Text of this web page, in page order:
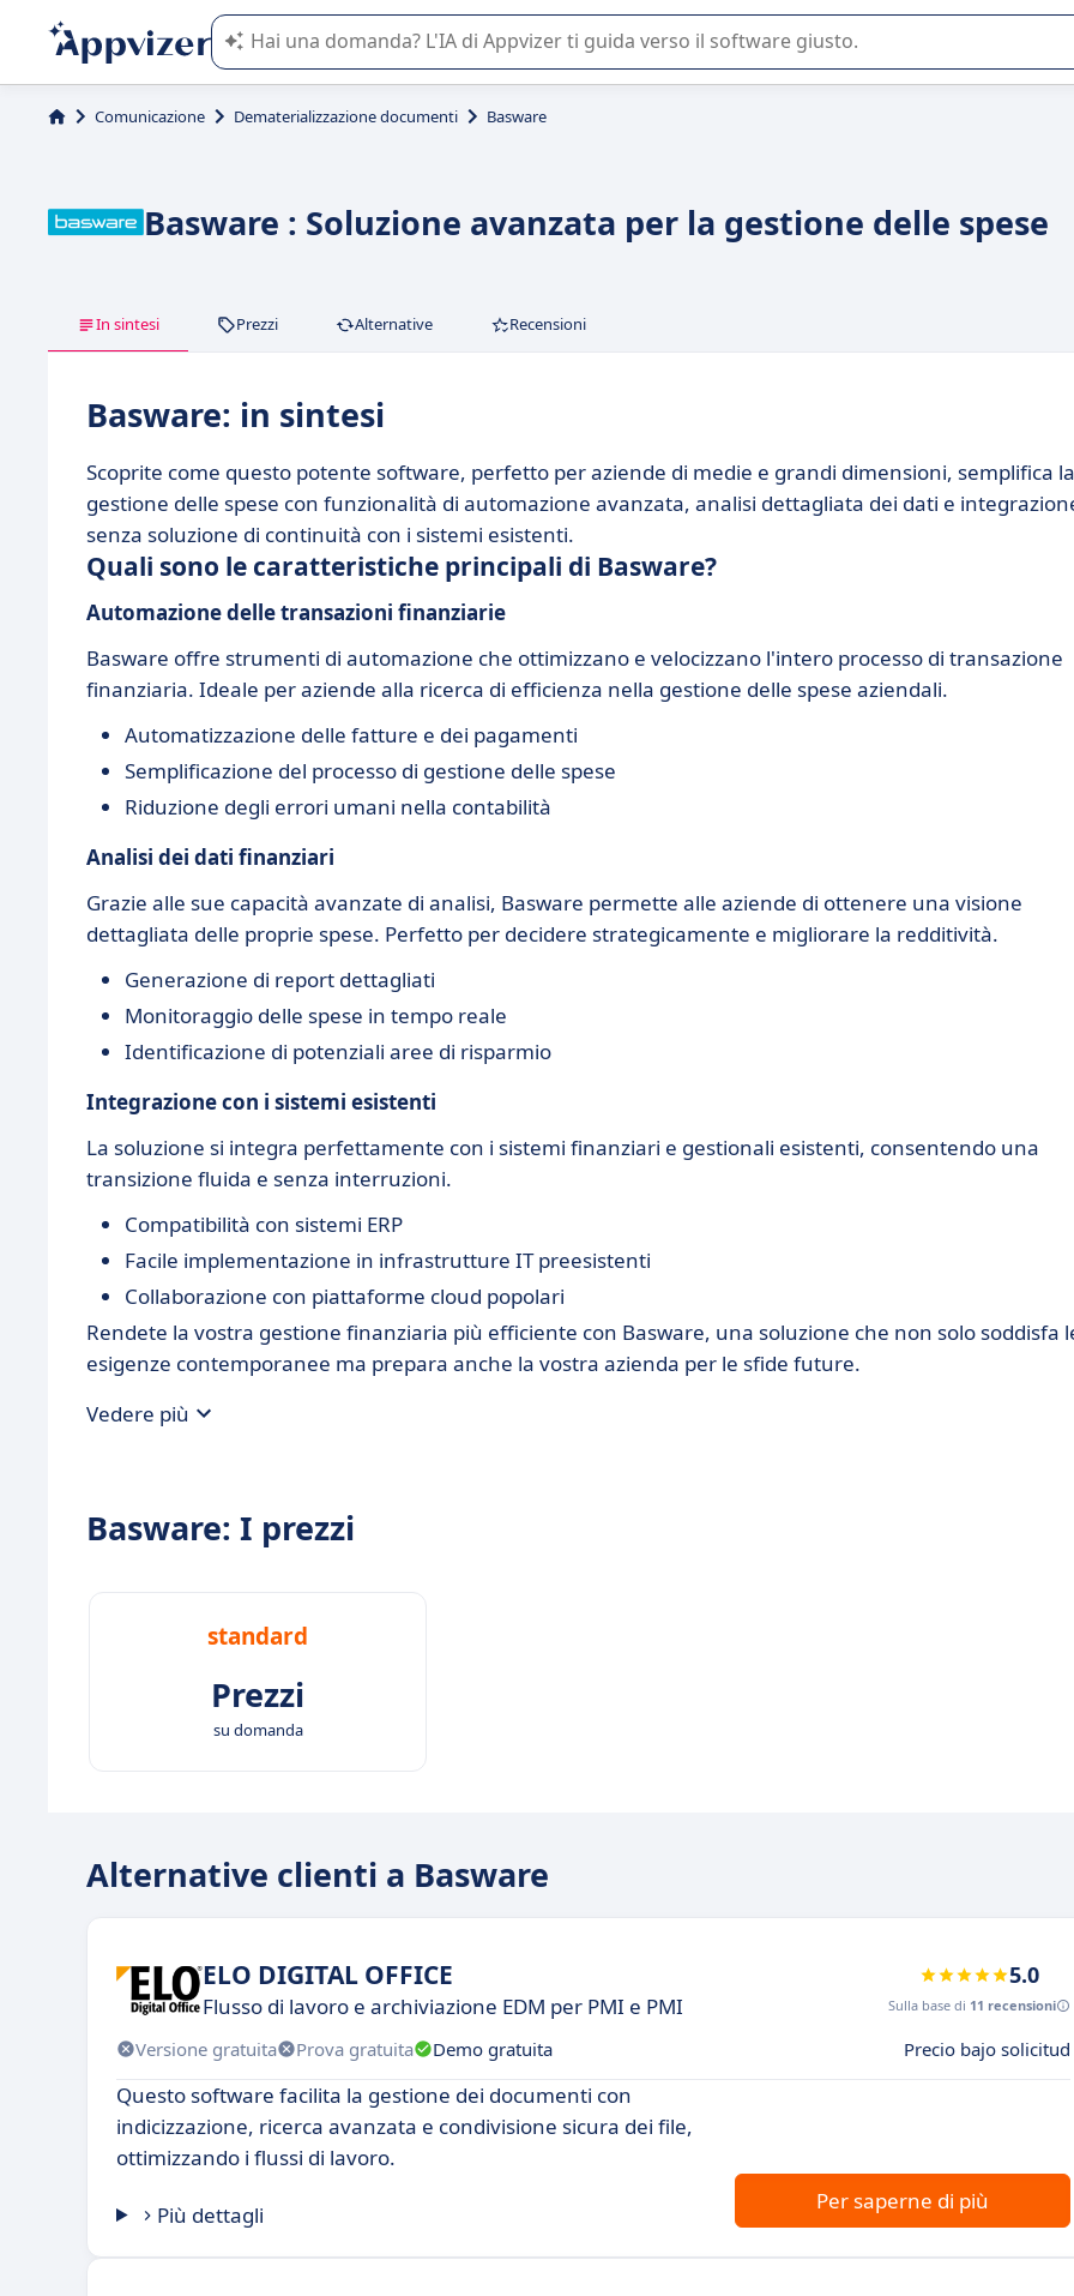
L'IA di Appvizer vi guida nell'utilizzo o nella scelta di un software SaaS per la vostra azienda.
Comunicazione Dematerializzazione documenti Basware
Basware : Soluzione avanzata per la gestione delle spese
In sintesi Prezzi Alternative Recensioni
Basware: in sintesi
Scoprite come questo potente software, perfetto per aziende di medie e grandi dimensioni, semplifica la
gestione delle spese con funzionalità di automazione avanzata, analisi dettagliata dei dati e
senza soluzione di continuità con i sistemi esistenti.
Quali sono le caratteristiche principali di Basware?
Automazione delle transazioni finanziarie
Basware offre strumenti di automazione che ottimizzano e velocizzano l'intero processo di transazione
finanziaria. Ideale per aziende alla ricerca di efficienza nella gestione delle spese aziendali.
Automatizzazione delle fatture e dei pagamenti
Semplificazione del processo di gestione delle spese
Riduzione degli errori umani nella contabilità
Analisi dei dati finanziari
Grazie alle sue capacità avanzate di analisi, Basware permette alle aziende di ottenere una visione
dettagliata delle proprie spese. Perfetto per decidere strategicamente e migliorare la redditività.
Generazione di report dettagliati
Monitoraggio delle spese in tempo reale
Identificazione di potenziali aree di risparmio
Integrazione con i sistemi esistenti
La soluzione si integra perfettamente con i sistemi finanziari e gestionali esistenti, consentendo una
transizione fluida e senza interruzioni.
Compatibilità con sistemi ERP
Facile implementazione in infrastrutture IT preesistenti
Collaborazione con piattaforme cloud popolari
Rendete la vostra gestione finanziaria più efficiente con Basware, una soluzione che non solo soddisfa
esigenze contemporanee ma prepara anche la vostra azienda per le sfide future.
Vedere più
Basware: I prezzi
standard
Prezzi
su domanda
Alternative clienti a Basware
ELO DIGITAL OFFICE
Flusso di lavoro e archiviazione EDM per PMI e PMI
5.0
Sulla base di 11 recensioni
Versione gratuita Prova gratuita Demo gratuita Precio bajo solicitud
Questo software facilita la gestione dei documenti con
indicizzazione, ricerca avanzata e condivisione sicura dei file,
ottimizzando i flussi di lavoro.
Più dettagli
Per saperne di più